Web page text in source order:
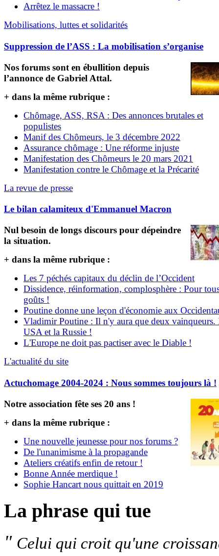
Arrêtez le massacre !
Mobilisations, luttes et solidarités
Suppression de l’ASS : La mobilisation s’organise
Nos forums sont en ébullition depuis
l’annonce de Gabriel Attal.
+ dans la même rubrique :
Chômage, ASS, RSA : Des annonces brutales et
populistes
Manif des Chômeurs, le 3 décembre 2022
Assurance chômage : Une réforme injuste
Manifestation des Chômeurs le 20 mars 2021
Manifestation contre le Chômage et la Précarité
La revue de presse
Le bilan calamiteux d'Emmanuel Macron
Nul besoin de longs discours pour dépeindre
la situation.
+ dans la même rubrique :
Les 7 péchés capitaux du déclin de l’Occident
Dissidence, réinformation, complosphère : Pour
goûts !
Poutine donne une leçon d'économie aux
Vladimir Poutine : Il n'y aura que deux vainqueurs.
USA et la Russie !
L'Europe ne doit pas pactiser avec le Diable !
L'actualité du site
Actuchomage 2004-2024 : Nous sommes toujours là !
Notre association fête ses 20 ans !
+ dans la même rubrique :
Une nouvelle jeunesse pour nos forums ?
De l'unanimisme à la propagande
Ateliers créatifs enfin de retour !
Bonne Année merdique !
Sophie Hancart nous quittait en 2019
La phrase qui tue
" Celui qui croit qu'une